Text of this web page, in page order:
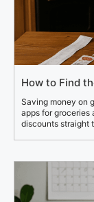
How to Find
Saving money on
apps for groceries
discounts straight